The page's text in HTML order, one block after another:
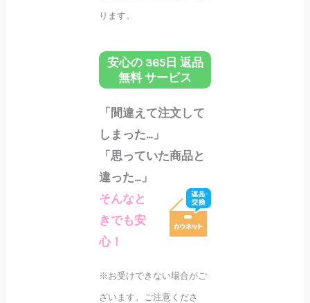
ります。
安心の 365日 返品
無料 サービス
「間違えて注文して
しまった…」
「思っていた商品と
違った…」
そんなと
きでも安
心！
※お受けできない場合がご
ざいます。ご注意くださ